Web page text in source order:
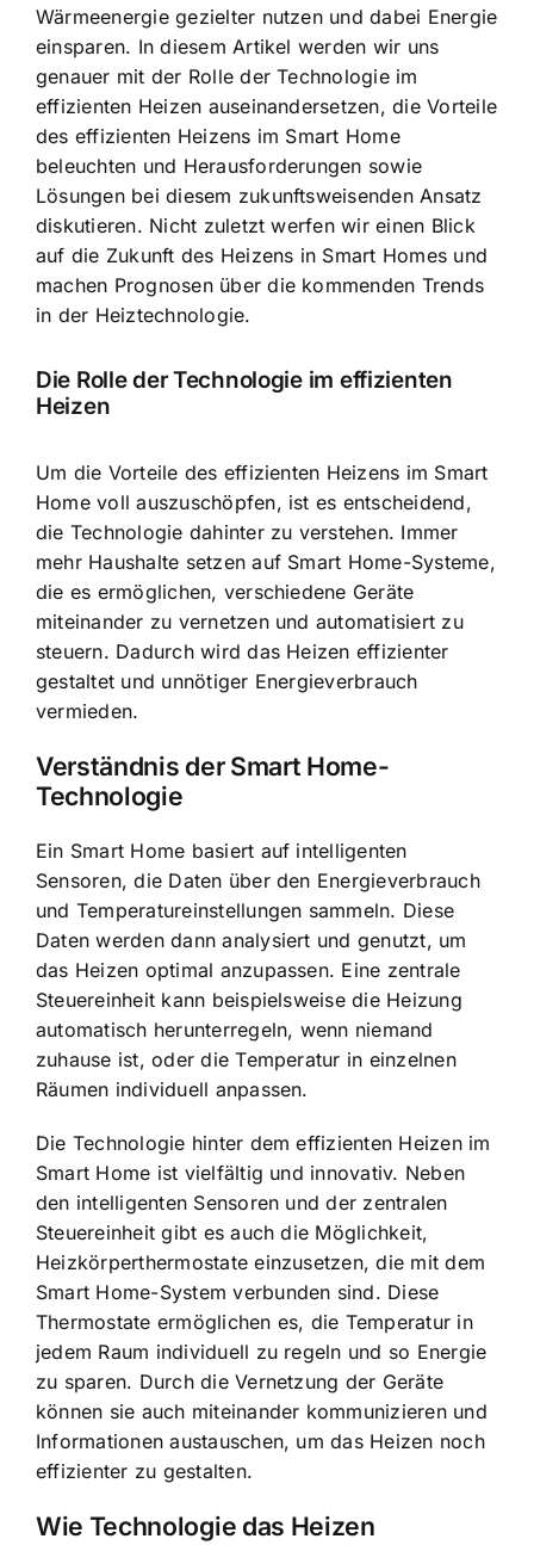
Wärmeenergie gezielter nutzen und dabei Energie
einsparen. In diesem Artikel werden wir uns
genauer mit der Rolle der Technologie im
effizienten Heizen auseinandersetzen, die Vorteile
des effizienten Heizens im Smart Home
beleuchten und Herausforderungen sowie
Lösungen bei diesem zukunftsweisenden Ansatz
diskutieren. Nicht zuletzt werfen wir einen Blick
auf die Zukunft des Heizens in Smart Homes und
machen Prognosen über die kommenden Trends
in der Heiztechnologie.
Die Rolle der Technologie im effizienten
Heizen
Um die Vorteile des effizienten Heizens im Smart
Home voll auszuschöpfen, ist es entscheidend,
die Technologie dahinter zu verstehen. Immer
mehr Haushalte setzen auf Smart Home-Systeme,
die es ermöglichen, verschiedene Geräte
miteinander zu vernetzen und automatisiert zu
steuern. Dadurch wird das Heizen effizienter
gestaltet und unnötiger Energieverbrauch
vermieden.
Verständnis der Smart Home-
Technologie
Ein Smart Home basiert auf intelligenten
Sensoren, die Daten über den Energieverbrauch
und Temperatureinstellungen sammeln. Diese
Daten werden dann analysiert und genutzt, um
das Heizen optimal anzupassen. Eine zentrale
Steuereinheit kann beispielsweise die Heizung
automatisch herunterregeln, wenn niemand
zuhause ist, oder die Temperatur in einzelnen
Räumen individuell anpassen.
Die Technologie hinter dem effizienten Heizen im
Smart Home ist vielfältig und innovativ. Neben
den intelligenten Sensoren und der zentralen
Steuereinheit gibt es auch die Möglichkeit,
Heizkörperthermostate einzusetzen, die mit dem
Smart Home-System verbunden sind. Diese
Thermostate ermöglichen es, die Temperatur in
jedem Raum individuell zu regeln und so Energie
zu sparen. Durch die Vernetzung der Geräte
können sie auch miteinander kommunizieren und
Informationen austauschen, um das Heizen noch
effizienter zu gestalten.
Wie Technologie das Heizen